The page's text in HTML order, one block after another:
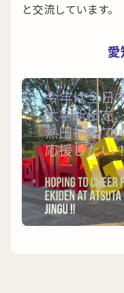
と交流しています。